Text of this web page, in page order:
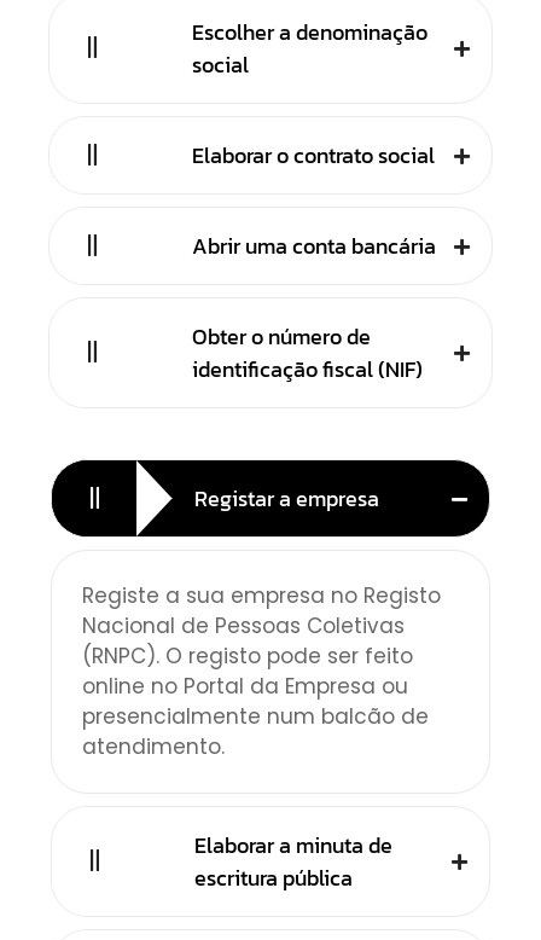
Escolher a denominação
social
Elaborar o contrato social
Abrir uma conta bancária
Obter o número de
identificação fiscal (NIF)
Registar a empresa
Registe a sua empresa no Registo
Nacional de Pessoas Coletivas
(RNPC). O registo pode ser feito
online no Portal da Empresa ou
presencialmente num balcão de
atendimento.
Elaborar a minuta de
escritura pública